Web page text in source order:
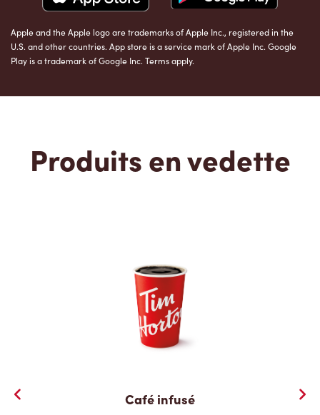
Apple and the Apple logo are trademarks of Apple Inc., registered in the
U.S. and other countries. App store is a service mark of Apple Inc. Google
Play is a trademark of Google Inc. Terms apply.
Produits en vedette
Café infusé